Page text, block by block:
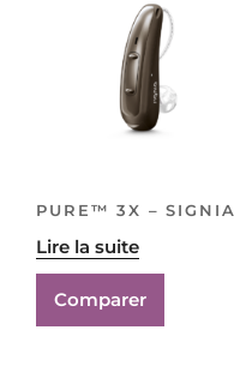
PURE™ 3X – SIGNIA
Lire la suite
Comparer